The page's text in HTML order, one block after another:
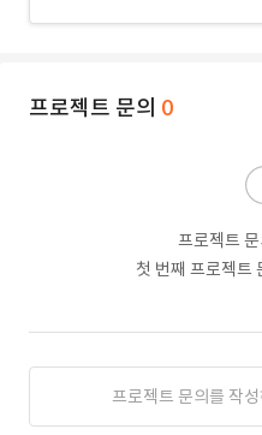
프로젝트 문의 0
프로젝트
첫 번째 프로젝트
프로젝트 문의를 작